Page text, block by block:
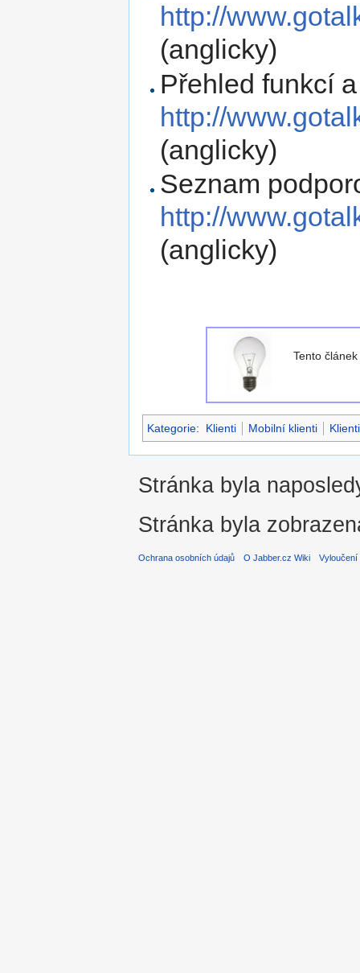
http://
(anglicky)
Přehled funkcí
http://
(anglicky)
Seznam
http://
(anglicky)
Tento
Kategorie: Klienti Mobilní klienti
Stránka byla
Stránka byla
Ochrana osobních údajů O Jabber.cz Wiki Vyloučení